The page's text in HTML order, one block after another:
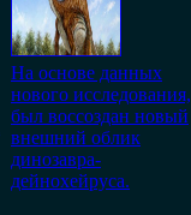
На основе данных
нового исследования,
был воссоздан новый
внешний облик
динозавра-
дейнохейруса.